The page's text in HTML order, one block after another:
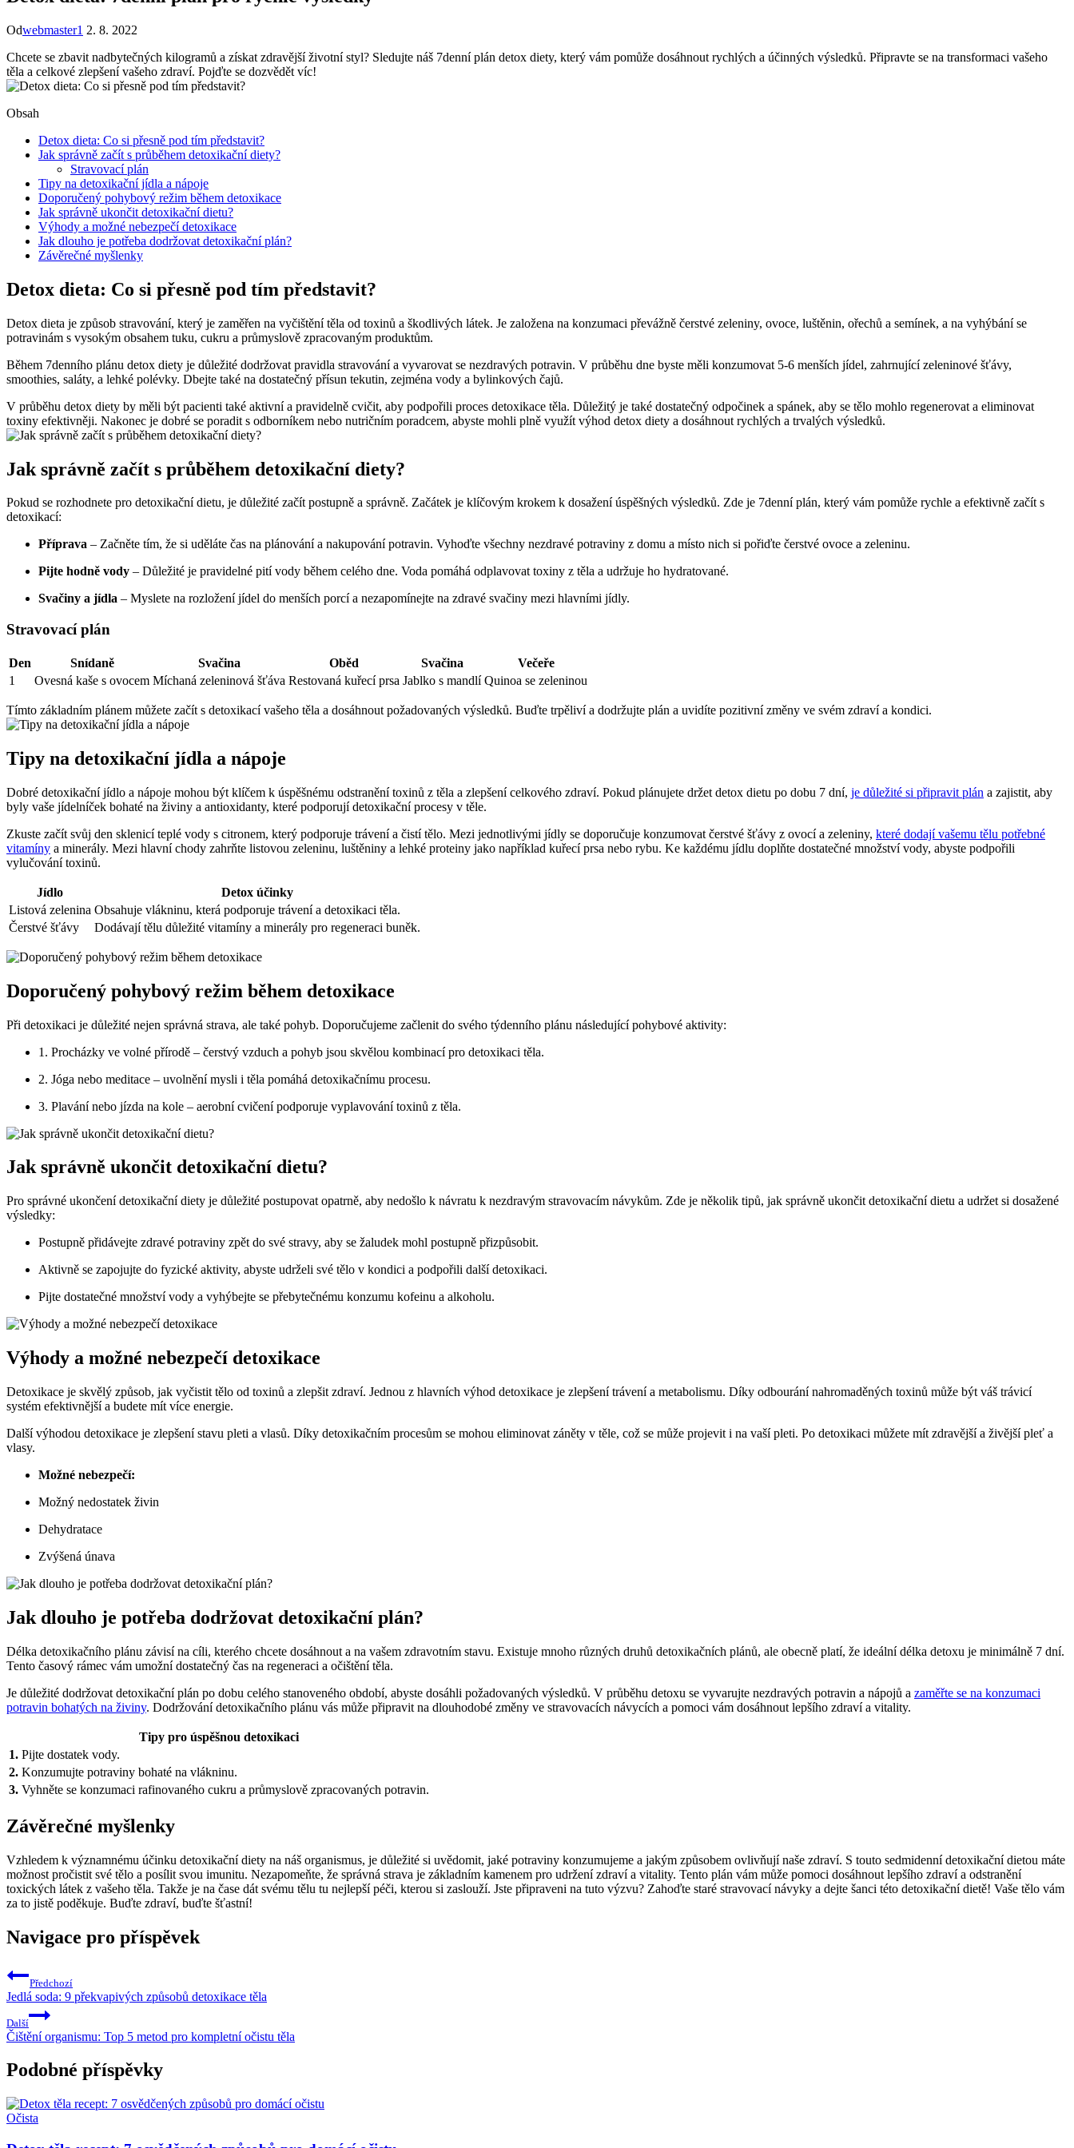
Odwebmaster1 2. 8. 2022
Chcete se zbavit nadbytečných kilogramů a získat zdravější životní styl? Sledujte náš 7denní plán detox diety, který vám pomůže dosáhnout rychlých a účinných výsledků. Připravte se na transformaci vašeho
těla a celkové zlepšení vašeho zdraví. Pojďte se dozvědět víc!
Obsah
Detox dieta: Co si přesně pod tím představit?
Jak správně začít s průběhem detoxikační diety?
Stravovací plán
Tipy na detoxikační jídla a nápoje
Doporučený pohybový režim během detoxikace
Jak správně ukončit detoxikační dietu?
Výhody a možné nebezpečí detoxikace
Jak dlouho je potřeba dodržovat detoxikační plán?
Závěrečné myšlenky
Detox dieta: Co si přesně pod tím představit?
Detox dieta je způsob stravování, který je zaměřen na vyčištění těla od toxinů a škodlivých látek. Je založena na konzumaci převážně čerstvé zeleniny, ovoce, luštěnin, ořechů a semínek, a na vyhýbání se
potravinám s vysokým obsahem tuku, cukru a průmyslově zpracovaným produktům.
Během 7denního plánu detox diety je důležité dodržovat pravidla stravování a vyvarovat se nezdravých potravin. V průběhu dne byste měli konzumovat 5-6 menších jídel, zahrnující zeleninové šťávy,
smoothies, saláty, a lehké polévky. Dbejte také na dostatečný přísun tekutin, zejména vody a bylinkových čajů.
V průběhu detox diety by měli být pacienti také aktivní a pravidelně cvičit, aby podpořili proces detoxikace těla. Důležitý je také dostatečný odpočinek a spánek, aby se tělo mohlo regenerovat a eliminovat
toxiny efektivněji. Nakonec je dobré se poradit s odborníkem nebo nutričním poradcem, abyste mohli plně využít výhod detox diety a dosáhnout rychlých a trvalých výsledků.
Jak správně začít s průběhem detoxikační diety?
Pokud se rozhodnete pro detoxikační dietu, je důležité začít postupně a správně. Začátek je klíčovým krokem k dosažení úspěšných výsledků. Zde je 7denní plán, který vám pomůže rychle a efektivně začít s
detoxikací:
Příprava – Začněte tím, že si uděláte čas na plánování a nakupování potravin. Vyhoďte všechny nezdravé potraviny z domu a místo nich si pořiďte čerstvé ovoce a zeleninu.
Pijte hodně vody – Důležité je pravidelné pití vody během celého dne. Voda pomáhá odplavovat toxiny z těla a udržuje ho hydratované.
Svačiny a jídla – Myslete na rozložení jídel do menších porcí a nezapomínejte na zdravé svačiny mezi hlavními jídly.
Stravovací plán
Den Snídaně Svačina Oběd Svačina
Večeře
1
Ovesná kaše s ovocem Míchaná zeleninová šťáva Restovaná kuřecí prsa Jablko s mandlí Quinoa se zeleninou
Tímto základním plánem můžete začít s detoxikací vašeho těla a dosáhnout požadovaných výsledků. Buďte trpěliví a dodržujte plán a uvidíte pozitivní změny ve svém zdraví a kondici.
Tipy na detoxikační jídla a nápoje
Dobré detoxikační jídlo a nápoje mohou být klíčem k úspěšnému odstranění toxinů z těla a zlepšení celkového zdraví. Pokud plánujete držet detox dietu po dobu 7 dní, je důležité si připravit plán a zajistit, aby
byly vaše jídelníček bohaté na živiny a antioxidanty, které podporují detoxikační procesy v těle.
Zkuste začít svůj den sklenicí teplé vody s citronem, který podporuje trávení a čistí tělo. Mezi jednotlivými jídly se doporučuje konzumovat čerstvé šťávy z ovocí a zeleniny, které dodají vašemu tělu potřebné
vitamíny a minerály. Mezi hlavní chody zahrňte listovou zeleninu, luštěniny a lehké proteiny jako například kuřecí prsa nebo rybu. Ke každému jídlu doplňte dostatečné množství vody, abyste podpořili
vylučování toxinů.
Jídlo
Detox účinky
Listová zelenina Obsahuje vlákninu, která podporuje trávení a detoxikaci těla.
Čerstvé šťávy
Dodávají tělu důležité vitamíny a minerály pro regeneraci buněk.
Doporučený pohybový režim během detoxikace
Při detoxikaci je důležité nejen správná strava, ale také pohyb. Doporučujeme začlenit do svého týdenního plánu následující pohybové aktivity:
1. Procházky ve volné přírodě – čerstvý vzduch a pohyb jsou skvělou kombinací pro detoxikaci těla.
2. Jóga nebo meditace – uvolnění mysli i těla pomáhá detoxikačnímu procesu.
3. Plavání nebo jízda na kole – aerobní cvičení podporuje vyplavování toxinů z těla.
Jak správně ukončit detoxikační dietu?
Pro správné ukončení detoxikační diety je důležité postupovat opatrně, aby nedošlo k návratu k nezdravým stravovacím návykům. Zde je několik tipů, jak správně ukončit detoxikační dietu a udržet si dosažené
výsledky:
Postupně přidávejte zdravé potraviny zpět do své stravy, aby se žaludek mohl postupně přizpůsobit.
Aktivně se zapojujte do fyzické aktivity, abyste udrželi své tělo v kondici a podpořili další detoxikaci.
Pijte dostatečné množství vody a vyhýbejte se přebytečnému konzumu kofeinu a alkoholu.
Výhody a možné nebezpečí detoxikace
Detoxikace je skvělý způsob, jak vyčistit tělo od toxinů a zlepšit zdraví. Jednou z hlavních výhod detoxikace je zlepšení trávení a metabolismu. Díky odbourání nahromaděných toxinů může být váš trávicí
systém efektivnější a budete mít více energie.
Další výhodou detoxikace je zlepšení stavu pleti a vlasů. Díky detoxikačním procesům se mohou eliminovat záněty v těle, což se může projevit i na vaší pleti. Po detoxikaci můžete mít zdravější a živější pleť a
vlasy.
Možné nebezpečí:
Možný nedostatek živin
Dehydratace
Zvýšená únava
Jak dlouho je potřeba dodržovat detoxikační plán?
Délka detoxikačního plánu závisí na cíli, kterého chcete dosáhnout a na vašem zdravotním stavu. Existuje mnoho různých druhů detoxikačních plánů, ale obecně platí, že ideální délka detoxu je minimálně 7 dní.
Tento časový rámec vám umožní dostatečný čas na regeneraci a očištění těla.
Je důležité dodržovat detoxikační plán po dobu celého stanoveného období, abyste dosáhli požadovaných výsledků. V průběhu detoxu se vyvarujte nezdravých potravin a nápojů a zaměřte se na konzumaci
potravin bohatých na živiny. Dodržování detoxikačního plánu vás může připravit na dlouhodobé změny ve stravovacích návycích a pomoci vám dosáhnout lepšího zdraví a vitality.
Tipy pro úspěšnou detoxikaci
1. Pijte dostatek vody.
2. Konzumujte potraviny bohaté na vlákninu.
3. Vyhněte se konzumaci rafinovaného cukru a průmyslově zpracovaných potravin.
Závěrečné myšlenky
Vzhledem k významnému účinku detoxikační diety na náš organismus, je důležité si uvědomit, jaké potraviny konzumujeme a jakým způsobem ovlivňují naše zdraví. S touto sedmidenní detoxikační dietou máte
možnost pročistit své tělo a posílit svou imunitu. Nezapomeňte, že správná strava je základním kamenem pro udržení zdraví a vitality. Tento plán vám může pomoci dosáhnout lepšího zdraví a odstranění
toxických látek z vašeho těla. Takže je na čase dát svému tělu tu nejlepší péči, kterou si zaslouží. Jste připraveni na tuto výzvu? Zahoďte staré stravovací návyky a dejte šanci této detoxikační dietě! Vaše tělo vám
za to jistě poděkuje. Buďte zdraví, buďte šťastní!
Navigace pro příspěvek
Předchozí
Jedlá soda: 9 překvapivých způsobů detoxikace těla
Další
Čištění organismu: Top 5 metod pro kompletní očistu těla
Podobné příspěvky
Očista